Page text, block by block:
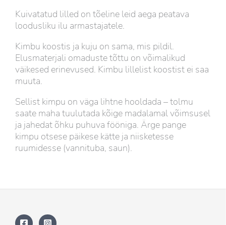
Kuivatatud lilled on tõeline leid aega peatava
loodusliku ilu armastajatele.
Kimbu koostis ja kuju on sama, mis pildil.
Elusmaterjali omaduste tõttu on võimalikud
väikesed erinevused. Kimbu lillelist koostist ei saa
muuta.
Sellist kimpu on väga lihtne hooldada – tolmu
saate maha tuulutada kõige madalamal võimsusel
ja jahedat õhku puhuva fööniga. Ärge pange
kimpu otsese päikese kätte ja niisketesse
ruumidesse (vannituba, saun).